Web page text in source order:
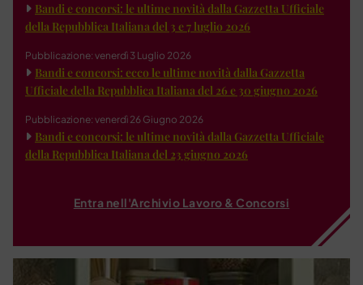
Bandi e concorsi: le ultime novità dalla Gazzetta Ufficiale
della Repubblica Italiana del 3 e 7 luglio 2026
Pubblicazione: venerdì 3 Luglio 2026
Bandi e concorsi: ecco le ultime novità dalla Gazzetta
Ufficiale della Repubblica Italiana del 26 e 30 giugno 2026
Pubblicazione: venerdì 26 Giugno 2026
Bandi e concorsi: le ultime novità dalla Gazzetta Ufficiale
della Repubblica Italiana del 23 giugno 2026
Entra nell'Archivio Lavoro & Concorsi